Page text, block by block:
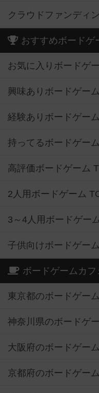
クラウドファンディ
おすすめボードゲ
お気に入りボードゲ
興味ありボードゲー
経験ありボードゲー
持ってるボードゲー
高評価ボードゲーム
2人用ボードゲーム
3～4人用ボードゲー
子供向けボードゲー
ボードゲームカフ
東京都のボードゲー
神奈川県のボードゲ
大阪府のボードゲー
京都府のボードゲー